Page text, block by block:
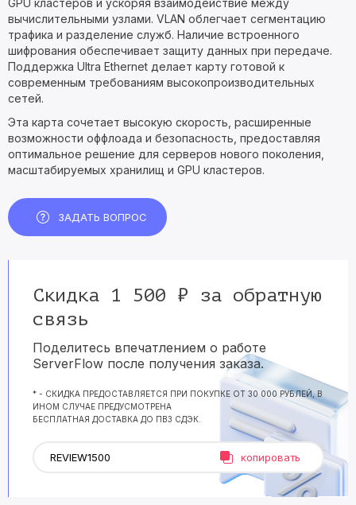
GPU кластеров и ускоряя взаимодействие между
вычислительными узлами. VLAN облегчает сегментацию
трафика и разделение служб. Наличие встроенного
шифрования обеспечивает защиту данных при передаче.
Поддержка Ultra Ethernet делает карту готовой к
современным требованиям высокопроизводительных
сетей.
Эта карта сочетает высокую скорость, расширенные
возможности оффлоада и безопасность, предоставляя
оптимальное решение для серверов нового поколения,
масштабируемых хранилищ и GPU кластеров.
ЗАДАТЬ ВОПРОС
Скидка 1 500 ₽ за обратную
связь
Поделитесь впечатлением о работе
ServerFlow после получения заказа.
* - СКИДКА ПРЕДОСТАВЛЯЕТСЯ ПРИ ПОКУПКЕ ОТ 30 000 РУБЛЕЙ, В
ИНОМ СЛУЧАЕ ПРЕДУСМОТРЕНА
БЕСПЛАТНАЯ ДОСТАВКА ДО ПВЗ СДЭК.
копировать